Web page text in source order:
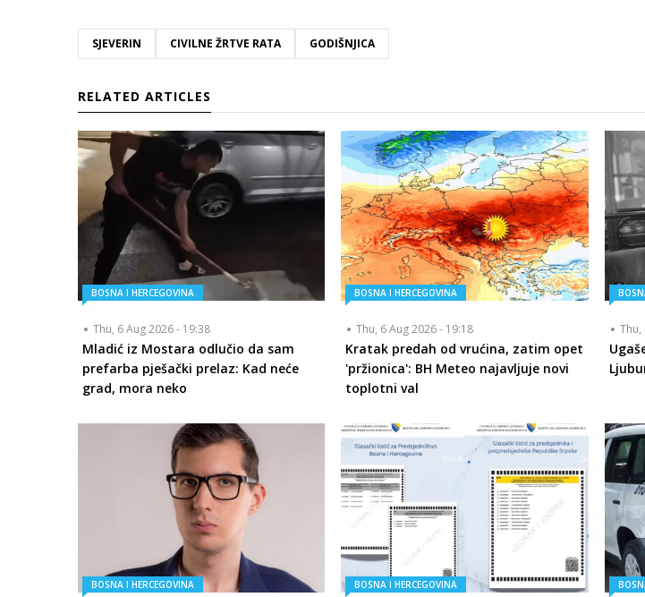
SJEVERIN CIVILNE ŽRTVE RATA GODIŠNJICA
RELATED ARTICLES
BOSNA I HERCEGOVINA
Thu, 6 Aug 2026 - 19:38
Mladić iz Mostara odlučio da sam
prefarba pješački prelaz: Kad neće
grad, mora neko
BOSNA I HERCEGOVINA
Thu, 6 Aug 2026 - 19:18
Kratak predah od vrućina, zatim opet
'pržionica': BH Meteo najavljuje novi
toplotni val
Thu,
BOSNA I HERCEGOVINA BOSNA I HERCEGOVINA